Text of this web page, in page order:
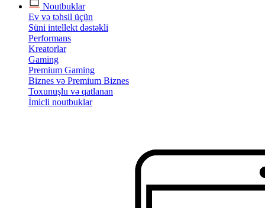
Noutbuklar
Ev və təhsil üçün
Süni intellekt dəstəkli
Performans
Kreatorlar
Gaming
Premium Gaming
Biznes və Premium Biznes
Toxunuşlu və qatlanan
İmicli noutbuklar